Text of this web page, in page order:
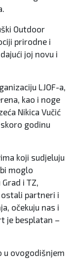
Outdoor
prirodne i
joj novu i
LJOF-a,
kao i noge
Nikica Vučić
godinu
koji sudjeluju
moglo
i TZ,
partneri i
očekuju nas i
je besplatan –
u ovogodišnjem